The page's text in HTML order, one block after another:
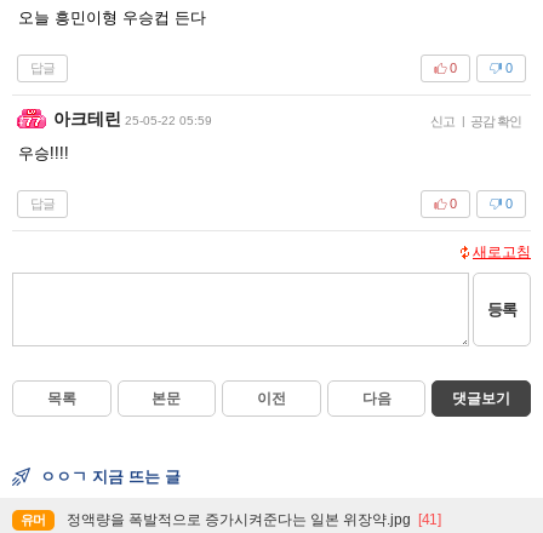
오늘 흥민이형 우승컵 든다
답글 0
0
아크테린 25-05-22 05:59 신고 | 공감 확인
우승!!!!
답글 0
0
새로고침
등록
목록 본문 이전 다음 댓글보기
ㅇㅇㄱ 지금 뜨는 글
유머 정액량을 폭발적으로 증가시켜준다는 일본 위장약.jpg [41]